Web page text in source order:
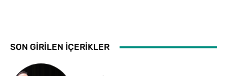
SON GİRİLEN İÇERİKLER